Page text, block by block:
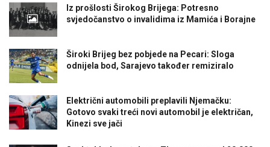
Iz prošlosti Širokog Brijega: Potresno
svjedočanstvo o invalidima iz Mamića i Borajne
Široki Brijeg bez pobjede na Pecari: Sloga
odnijela bod, Sarajevo također remiziralo
Električni automobili preplavili Njemačku:
Gotovo svaki treći novi automobil je električan,
Kinezi sve jači